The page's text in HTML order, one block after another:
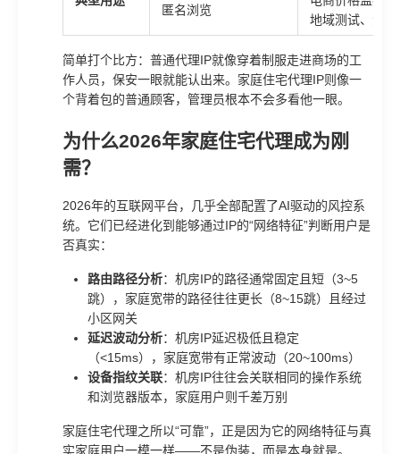
匿名浏览
地域测试、游戏
简单打个比方：普通代理IP就像穿着制服走进商场的工
作人员，保安一眼就能认出来。家庭住宅代理IP则像一
个背着包的普通顾客，管理员根本不会多看他一眼。
为什么2026年家庭住宅代理成为刚
需？
2026年的互联网平台，几乎全部配置了AI驱动的风控系
统。它们已经进化到能够通过IP的“网络特征”判断用户是
否真实：
路由路径分析：机房IP的路径通常固定且短（3~5
跳），家庭宽带的路径往往更长（8~15跳）且经过
小区网关
延迟波动分析：机房IP延迟极低且稳定
（<15ms），家庭宽带有正常波动（20~100ms）
设备指纹关联：机房IP往往会关联相同的操作系统
和浏览器版本，家庭用户则千差万别
家庭住宅代理之所以“可靠”，正是因为它的网络特征与真
实家庭用户一模一样——不是伪装，而是本身就是。